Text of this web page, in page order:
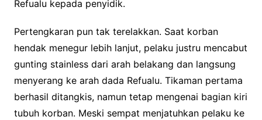
Refualu kepada penyidik.
Pertengkaran pun tak terelakkan. Saat korban
hendak menegur lebih lanjut, pelaku justru mencabut
gunting stainless dari arah belakang dan langsung
menyerang ke arah dada Refualu. Tikaman pertama
berhasil ditangkis, namun tetap mengenai bagian kiri
tubuh korban. Meski sempat menjatuhkan pelaku ke